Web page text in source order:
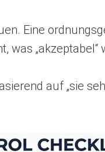
Eine
was „akzeptabel“
auf „sie